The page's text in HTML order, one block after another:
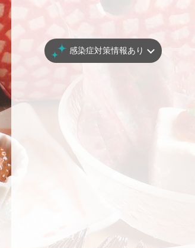
感染症対策情報あり